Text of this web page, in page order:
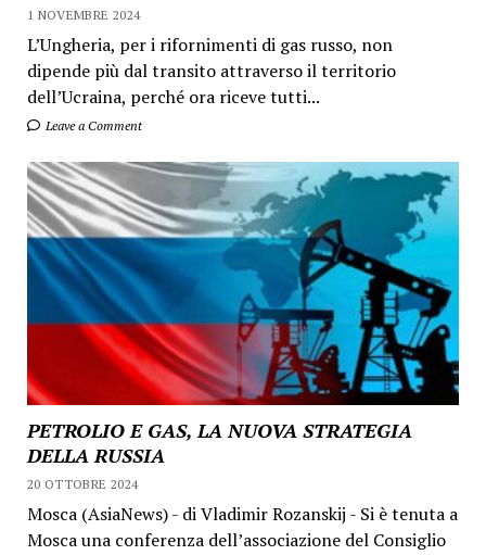
1 NOVEMBRE 2024
L’Ungheria, per i rifornimenti di gas russo, non
dipende più dal transito attraverso il territorio
dell’Ucraina, perché ora riceve tutti...
Leave a Comment
PETROLIO E GAS, LA NUOVA STRATEGIA
DELLA RUSSIA
20 OTTOBRE 2024
Mosca (AsiaNews) - di Vladimir Rozanskij - Si è tenuta a
Mosca una conferenza dell’associazione del Consiglio